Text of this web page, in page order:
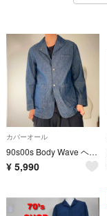
カバーオール
90s00s Body Wave ヘリンボーン デニム素材 カバーオール
¥ 5,990